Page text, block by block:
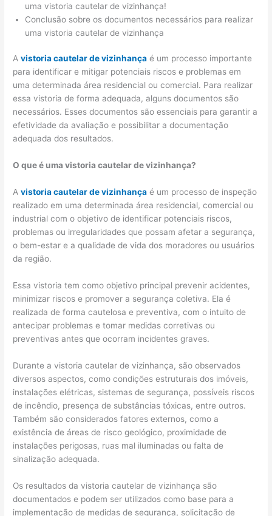
uma vistoria cautelar de vizinhança!
Conclusão sobre os documentos necessários para realizar
uma vistoria cautelar de vizinhança
Avistoria cautelar de vizinhança é um processo importante
para identificar e mitigar potenciais riscos e problemas em
uma determinada área residencial ou comercial. Para realizar
essa vistoria de forma adequada, alguns documentos são
necessários. Esses documentos são essenciais para garantir a
efetividade da avaliação e possibilitar a documentação
adequada dos resultados.
O que é uma vistoria cautelar de vizinhança?
Avistoria cautelar de vizinhança é um processo de inspeção
realizado em uma determinada área residencial, comercial ou
industrial com o objetivo de identificar potenciais riscos,
problemas ou irregularidades que possam afetar a segurança,
o bem-estar e a qualidade de vida dos moradores ou usuários
da região.
Essa vistoria tem como objetivo principal prevenir acidentes,
minimizar riscos e promover a segurança coletiva. Ela é
realizada de forma cautelosa e preventiva, com o intuito de
antecipar problemas e tomar medidas corretivas ou
preventivas antes que ocorram incidentes graves.
Durante a vistoria cautelar de vizinhança, são observados
diversos aspectos, como condições estruturais dos imóveis,
instalações elétricas, sistemas de segurança, possíveis riscos
de incêndio, presença de substâncias tóxicas, entre outros.
Também são considerados fatores externos, como a
existência de áreas de risco geológico, proximidade de
instalações perigosas, ruas mal iluminadas ou falta de
sinalização adequada.
Os resultados da vistoria cautelar de vizinhança são
documentados e podem ser utilizados como base para a
implementação de medidas de segurança, solicitação de